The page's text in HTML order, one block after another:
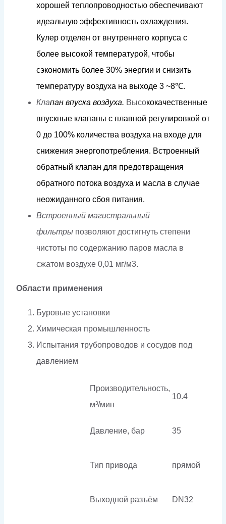
хорошей теплопроводностью обеспечивают
идеальную эффективность охлаждения.
Кулер отделен от внутреннего корпуса с
более высокой температурой, чтобы
сэкономить более 30% энергии и снизить
температуру воздуха на выходе 3 ~8℃.
Клапан впуска воздуха. Высококачественные
впускные клапаны с плавной регулировкой от
0 до 100% количества воздуха на входе для
снижения энергопотребления. Встроенный
обратный клапан для предотвращения
обратного потока воздуха и масла в случае
неожиданного сбоя питания.
Встроенный магистральный
фильтры позволяют достигнуть степени
чистоты по содержанию паров масла в
сжатом воздухе 0,01 мг/м3.
Области применения
Буровые установки
Химическая промышленность
Испытания трубопроводов и сосудов под
давлением
Производительность,
м³/мин
10.4
Давление, бар 35
Тип привода прямой
Выходной разъём DN32